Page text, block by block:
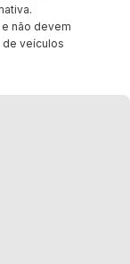
não devem
de veículos